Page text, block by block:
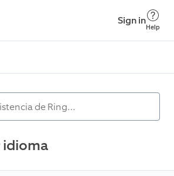
Sign in
Help
idioma